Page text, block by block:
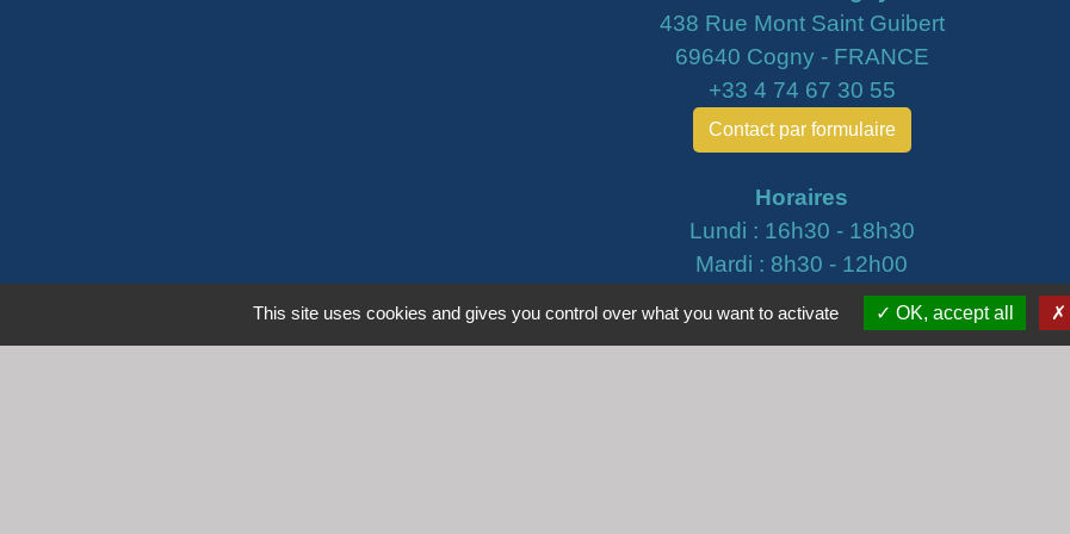
438 Rue Mont Saint Guibert
69640 Cogny - FRANCE
+33 4 74 67 30 55
Contact par formulaire
Horaires
Lundi : 16h30 - 18h30
Mardi : 8h30 - 12h00
Mercredi : 9h00 - 12h00
Vendredi : 16h00 - 18h00
This site uses cookies and gives you control over what you want to activate OK, accept all